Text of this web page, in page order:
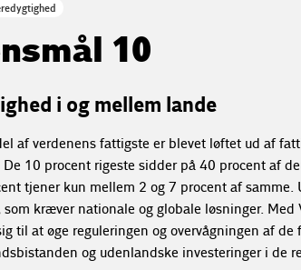
10
i og mellem lande
af verdenens fattigste er blevet løftet ud af
10 procent rigeste sidder på 40 procent af
tjener kun mellem 2 og 7 procent af
kræver nationale og globale løsninger. Med
til at øge reguleringen og overvågningen af
og udenlandske investeringer i de